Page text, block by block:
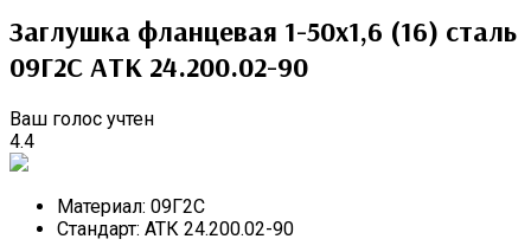
Заглушка фланцевая 1-50х1,6 (16) сталь
09Г2С АТК 24.200.02-90
Ваш голос учтен
4.4
Материал: 09Г2С
Стандарт: АТК 24.200.02-90